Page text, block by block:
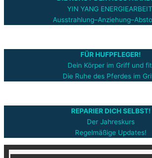
YIN YANG
FÜR HUFPFLEGER!
Dein Körper im Griff und
Die Ruhe des Pferdes im
REPARIER DICH SELBST!
Der Jahreskurs
Regelmäßige Updates!